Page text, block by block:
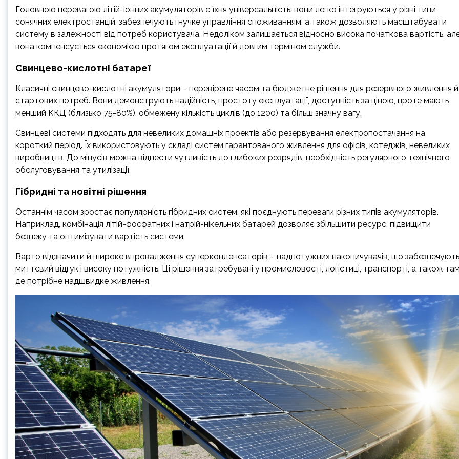
Головною перевагою літій-іонних акумуляторів є їхня універсальність: вони легко інтегруються у різні типи
сонячних електростанцій, забезпечують гнучке управління споживанням, а також дозволяють масштабувати
систему в залежності від потреб користувача. Недоліком залишається відносно висока початкова вартість,
вона компенсується економією протягом експлуатації й довгим терміном служби.
Свинцево-кислотні батареї
Класичні свинцево-кислотні акумулятори – перевірене часом та бюджетне рішення для резервного живлення й
стартових потреб. Вони демонструють надійність, простоту експлуатації, доступність за ціною, проте мають
менший ККД (близько 75-80%), обмежену кількість циклів (до 1200) та більш значну вагу.
Свинцеві системи підходять для невеликих домашніх проектів або резервування електропостачання на
короткий період. Їх використовують у складі систем гарантованого живлення для офісів, котеджів, невеликих
виробництв. До мінусів можна віднести чутливість до глибоких розрядів, необхідність регулярного технічного
обслуговування та утилізації.
Гібридні та новітні рішення
Останнім часом зростає популярність гібридних систем, які поєднують переваги різних типів акумуляторів.
Наприклад, комбінація літій-фосфатних і натрій-нікельних батарей дозволяє збільшити ресурс, підвищити
безпеку та оптимізувати вартість системи.
Варто відзначити й широке впровадження суперконденсаторів – надпотужних накопичувачів, що забезпечують
миттєвий відгук і високу потужність. Ці рішення затребувані у промисловості, логістиці, транспорті, а також
де потрібне надшвидке живлення.